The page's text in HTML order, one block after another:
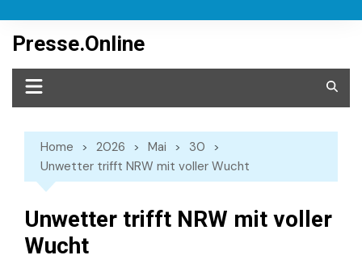
content
Presse.Online
Home 2026 Mai
30
Unwetter trifft NRW mit voller Wucht
Unwetter trifft NRW mit voller
Wucht